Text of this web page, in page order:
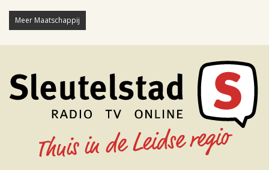
Meer Maatschappij